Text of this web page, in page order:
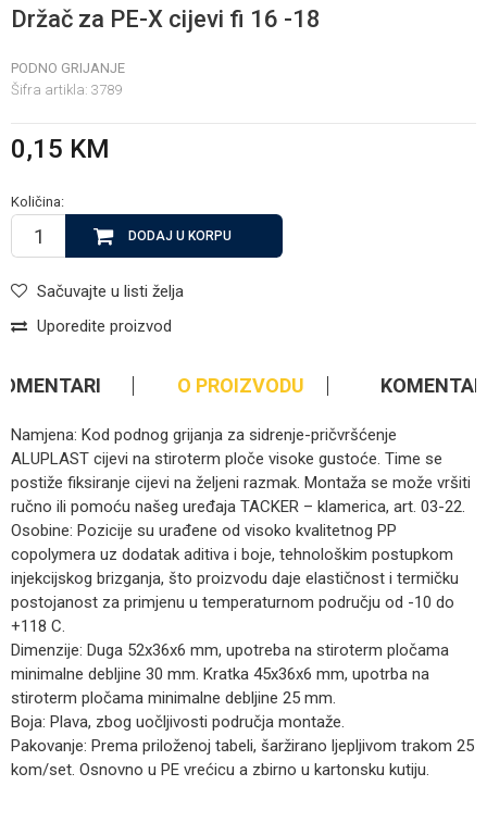
Držač za PE-X cijevi fi 16 -18
PODNO GRIJANJE
Šifra artikla: 3789
0,15 KM
Količina:
DODAJ U KORPU
Sačuvajte u listi želja
Uporedite proizvod
08 - 16h svaki dan osim
nedelje
O PROIZVODU
Namjena: Kod podnog grijanja za sidrenje-pričvršćenje
ALUPLAST cijevi na stiroterm ploče visoke gustoće. Time se
postiže fiksiranje cijevi na željeni razmak. Montaža se može vršiti
ručno ili pomoću našeg uređaja TACKER – klamerica, art. 03-22.
Osobine: Pozicije su urađene od visoko kvalitetnog PP
copolymera uz dodatak aditiva i boje, tehnološkim postupkom
injekcijskog brizganja, što proizvodu daje elastičnost i termičku
postojanost za primjenu u temperaturnom području od -10 do
+118 C.
Dimenzije: Duga 52x36x6 mm, upotreba na stiroterm pločama
minimalne debljine 30 mm. Kratka 45x36x6 mm, upotrba na
stiroterm pločama minimalne debljine 25 mm.
Boja: Plava, zbog uočljivosti područja montaže.
Pakovanje: Prema priloženoj tabeli, šaržirano ljepljivom trakom 25
kom/set. Osnovno u PE vrećicu a zbirno u kartonsku kutiju.